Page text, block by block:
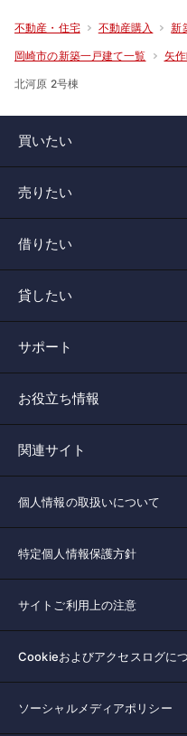
不動産・住宅 不動産購入 新
岡崎市の新築一戸建て一覧 矢
北河原 2号棟
買いたい
売りたい
借りたい
貸したい
サポート
お役立ち情報
関連サイト
個人情報の取扱いについて
特定個人情報保護方針
サイトご利用上の注意
Cookieおよびアクセスログに
ソーシャルメディアポリシー